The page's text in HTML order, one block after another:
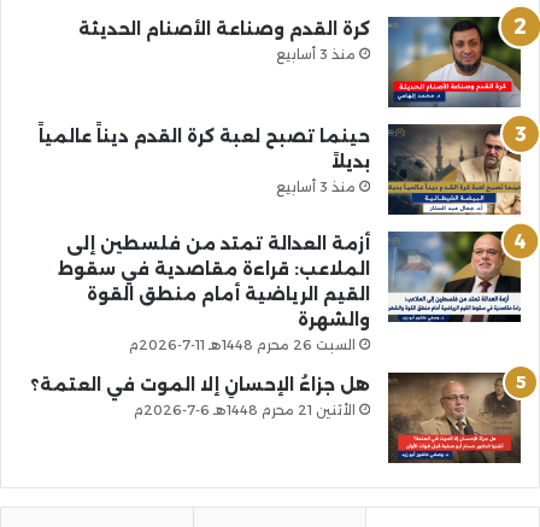
كرة القدم وصناعة الأصنام الحديثة
منذ 3 أسابيع
حينما تصبح لعبة كرة القدم ديناً عالمياً
بديلاً
منذ 3 أسابيع
أزمة العدالة تمتد من فلسطين إلى
الملاعب: قراءة مقاصدية في سقوط
القيم الرياضية أمام منطق القوة
والشهرة
السبت 26 محرم 1448هـ 11-7-2026م
هل جزاءُ الإحسانِ إلا الموت في العتمة؟
الأثنين 21 محرم 1448هـ 6-7-2026م